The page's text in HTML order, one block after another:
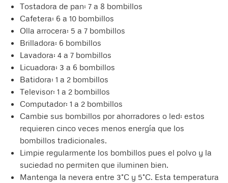
Tostadora de pan: 7 a 8 bombillos
Cafetera: 6 a 10 bombillos
Olla arrocera: 5 a 7 bombillos
Brilladora: 6 bombillos
Lavadora: 4 a 7 bombillos
Licuadora: 3 a 6 bombillos
Batidora: 1 a 2 bombillos
Televisor: 1 a 2 bombillos
Computador: 1 a 2 bombillos
Cambie sus bombillos por ahorradores o led: estos
requieren cinco veces menos energía que los
bombillos tradicionales.
Limpie regularmente los bombillos pues el polvo y la
suciedad no permiten que iluminen bien.
Mantenga la nevera entre 3°C y 5°C. Esta temperatura